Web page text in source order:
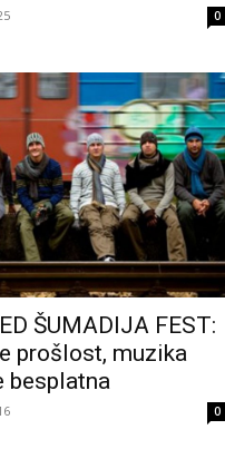
0
ŠUMADIJA FEST:
prošlost, muzika
besplatna
0